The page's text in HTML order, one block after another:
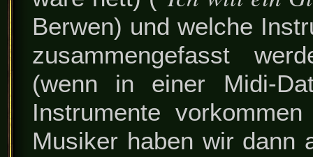
Berwen) und welche
zusammengefasst
(wenn in einer Midi-
Instrumente
Musiker haben wir dann